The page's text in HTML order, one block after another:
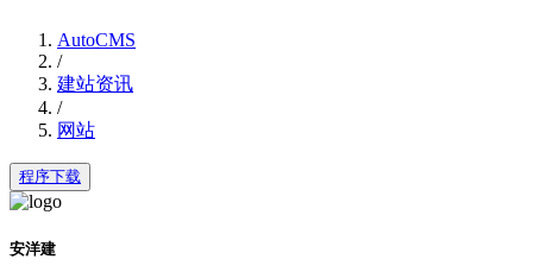
AutoCMS
/
建站资讯
/
网站
程序下载
安洋建